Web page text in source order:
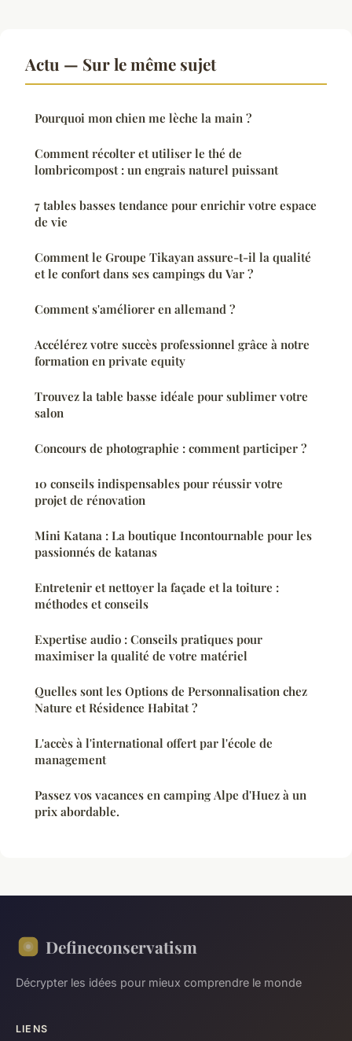
Actu — Sur le même sujet
Pourquoi mon chien me lèche la main ?
Comment récolter et utiliser le thé de
lombricompost : un engrais naturel puissant
7 tables basses tendance pour enrichir votre espace
de vie
Comment le Groupe Tikayan assure-t-il la qualité
et le confort dans ses campings du Var ?
Comment s'améliorer en allemand ?
Accélérez votre succès professionnel grâce à notre
formation en private equity
Trouvez la table basse idéale pour sublimer votre
salon
Concours de photographie : comment participer ?
10 conseils indispensables pour réussir votre
projet de rénovation
Mini Katana : La boutique Incontournable pour les
passionnés de katanas
Entretenir et nettoyer la façade et la toiture :
méthodes et conseils
Expertise audio : Conseils pratiques pour
maximiser la qualité de votre matériel
Quelles sont les Options de Personnalisation chez
Nature et Résidence Habitat ?
L'accès à l'international offert par l'école de
management
Passez vos vacances en camping Alpe d'Huez à un
prix abordable.
Defineconservatism
Décrypter les idées pour mieux comprendre le monde
LIENS